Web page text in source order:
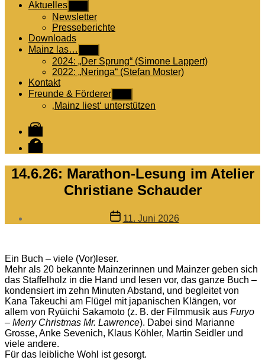
Aktuelles
anzeigen
Newsletter
Presseberichte
Downloads
Mainz las…
anzeigen
2024: „Der Sprung“ (Simone Lappert)
2022: „Neringa“ (Stefan Moster)
Kontakt
Freunde & Förderer
anzeigen
‚Mainz liest‘ unterstützen
Instagram
Facebook
14.6.26: Marathon-Lesung im Atelier
Christiane Schauder
Veröffentlichungsdatum
11. Juni 2026
Ein Buch – viele (Vor)leser.
Mehr als 20 bekannte Mainzerinnen und Mainzer geben sich
das Staffelholz in die Hand und lesen vor, das ganze Buch –
kondensiert im zehn Minuten Abstand, und begleitet von
Kana Takeuchi am Flügel mit japanischen Klängen, vor
allem von Ryūichi Sakamoto (z. B. der Filmmusik aus Furyo
– Merry Christmas Mr. Lawrence). Dabei sind Marianne
Grosse, Anke Sevenich, Klaus Köhler, Martin Seidler und
viele andere.
Für das leibliche Wohl ist gesorgt.